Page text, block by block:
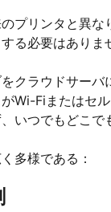
プリンタと異
る必要はありま
クラウドサー
Wi-Fiまたはセ
いつでもどこで
多様である：